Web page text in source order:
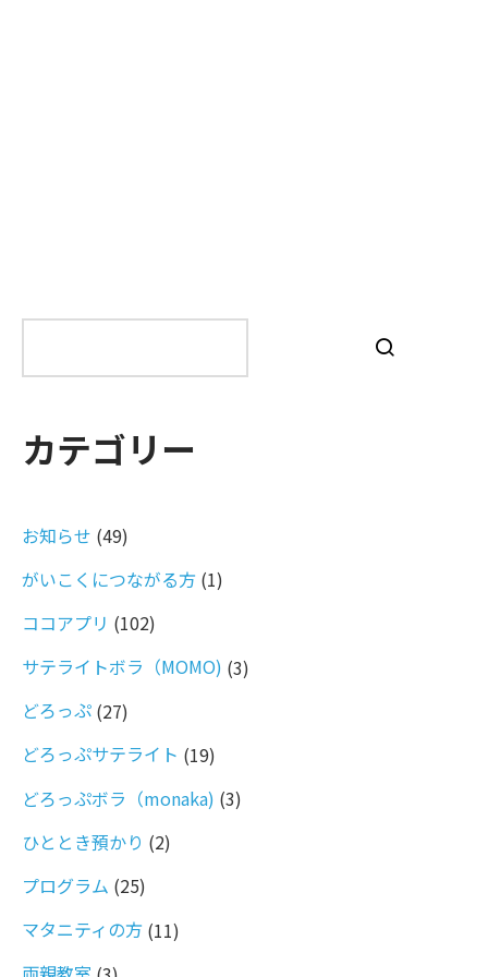
カテゴリー
お知らせ (49)
がいこくにつながる方 (1)
ココアプリ (102)
サテライトボラ（MOMO) (3)
どろっぷ (27)
どろっぷサテライト (19)
どろっぷボラ（monaka) (3)
ひととき預かり (2)
プログラム (25)
マタニティの方 (11)